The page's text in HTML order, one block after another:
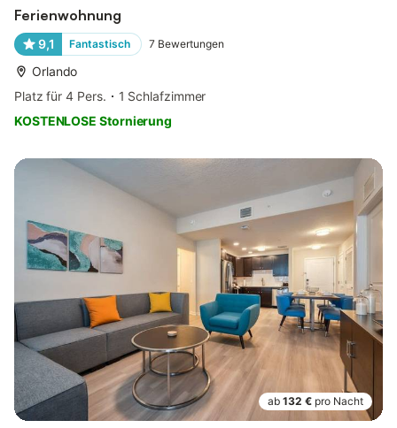
Ferienwohnung
9,1 Fantastisch 7 Bewertungen
Orlando
Platz für 4 Pers.
1 Schlafzimmer
KOSTENLOSE Stornierung
ab 132 € pro Nacht